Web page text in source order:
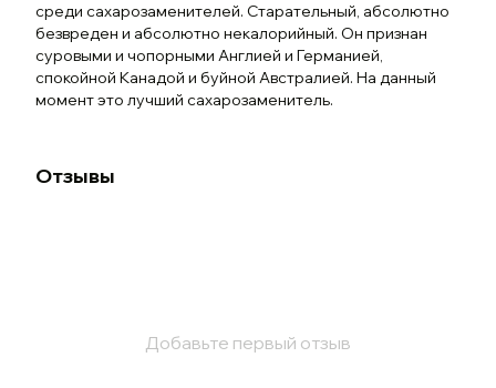
среди сахарозаменителей. Старательный, абсолютно
безвреден и абсолютно некалорийный. Он признан
суровыми и чопорными Англией и Германией,
спокойной Канадой и буйной Австралией. На данный
момент это лучший сахарозаменитель.
Отзывы
Добавьте первый отзыв